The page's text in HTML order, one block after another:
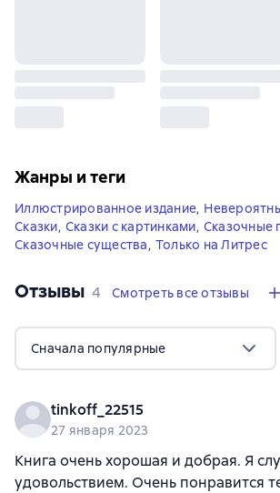
Жанры и теги
Иллюстрированное издание,
Сказки, Сказки с картинками, Сказочные
Сказочные существа, Только на Литрес
Отзывы 4 отзыва
4 Смотреть все отзывы
Сначала популярные
tinkoff_22515
27 января 2023
Книга очень хорошая и добрая. Я
удовольствием. Очень понравится